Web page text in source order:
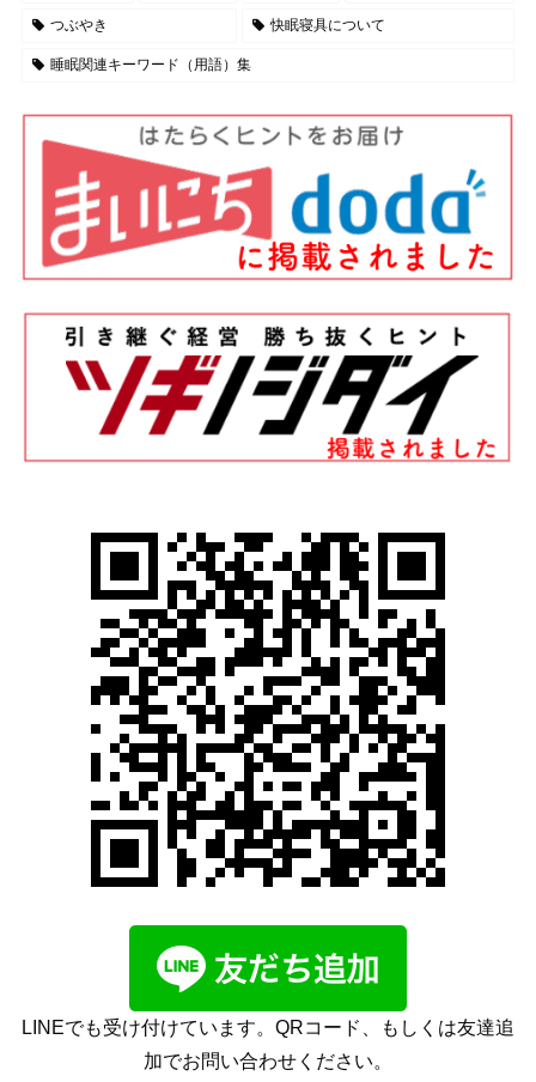
つぶやき 快眠寝具について
睡眠関連キーワード（用語）集
LINEでも受け付けています。QRコード、もしくは友達追
加でお問い合わせください。